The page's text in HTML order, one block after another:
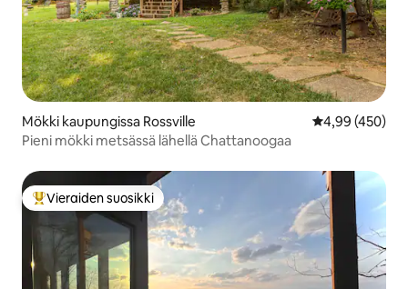
Mökki kaupungissa Rossville
4,99 (450)
Pieni mökki metsässä lähellä Chattanoogaa
Vieraiden suosikkien parhaimmistoa
Vieraiden suosikki